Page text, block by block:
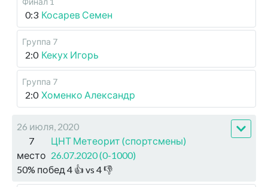
0:3 Косарев Семен
Группа 7
2:0 Кекух Игорь
Группа 7
2:0 Хоменко Александр
26 июля, 2020
7
место
ЦНТ Метеорит (спортсмены)
26.07.2020 (0-1000)
50% побед 4 👍 vs 4👎